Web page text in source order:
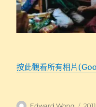
按此觀看所有相片
作 發